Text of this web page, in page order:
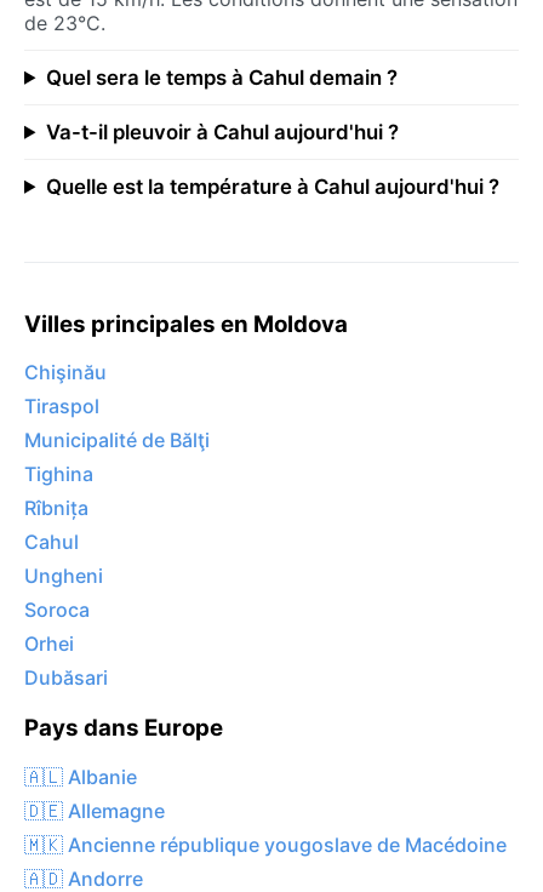
de 23°C.
Quel sera le temps à Cahul demain ?
Va-t-il pleuvoir à Cahul aujourd'hui ?
Quelle est la température à Cahul aujourd'hui ?
Villes principales en Moldova
Chişinău
Tiraspol
Municipalité de Bălţi
Tighina
Rîbnița
Cahul
Ungheni
Soroca
Orhei
Dubăsari
Pays dans Europe
🇦🇱 Albanie
🇩🇪 Allemagne
🇲🇰 Ancienne république yougoslave de Macédoine
🇦🇩 Andorre